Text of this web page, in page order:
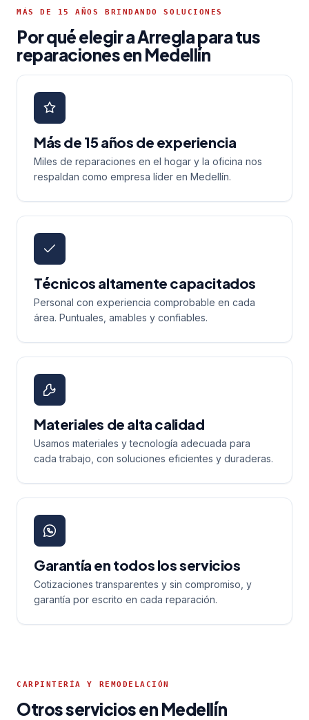
MÁS DE 15 AÑOS BRINDANDO SOLUCIONES
Por qué elegir a Arregla para tus
reparaciones en Medellín
Más de 15 años de experiencia
Miles de reparaciones en el hogar y la oficina nos
respaldan como empresa líder en Medellín.
Técnicos altamente capacitados
Personal con experiencia comprobable en cada
área. Puntuales, amables y confiables.
Materiales de alta calidad
Usamos materiales y tecnología adecuada para
cada trabajo, con soluciones eficientes y duraderas.
Garantía en todos los servicios
Cotizaciones transparentes y sin compromiso, y
garantía por escrito en cada reparación.
CARPINTERÍA Y REMODELACIÓN
Otros servicios en Medellín